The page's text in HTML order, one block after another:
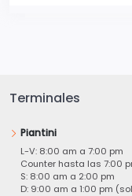
Terminales
Piantini
L-V: 8:00 am a 7:00 pm
Counter hasta las 7:00
S: 8:00 am a 2:00 pm
D: 9:00 am a 1:00 pm